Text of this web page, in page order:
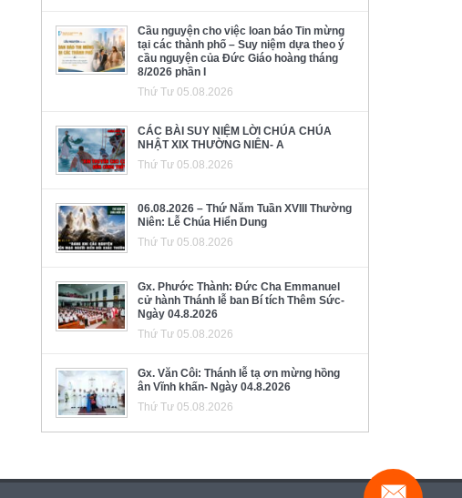
Cầu nguyện cho việc loan báo Tin mừng
tại các thành phố – Suy niệm dựa theo ý
cầu nguyện của Đức Giáo hoàng tháng
8/2026 phần I
Thứ Tư 05.08.2026
CÁC BÀI SUY NIỆM LỜI CHÚA CHÚA
NHẬT XIX THƯỜNG NIÊN- A
Thứ Tư 05.08.2026
06.08.2026 – Thứ Năm Tuần XVIII Thường
Niên: Lễ Chúa Hiển Dung
Thứ Tư 05.08.2026
Gx. Phước Thành: Đức Cha Emmanuel
cử hành Thánh lễ ban Bí tích Thêm Sức-
Ngày 04.8.2026
Thứ Tư 05.08.2026
Gx. Văn Côi: Thánh lễ tạ ơn mừng hồng
ân Vĩnh khấn- Ngày 04.8.2026
Thứ Tư 05.08.2026